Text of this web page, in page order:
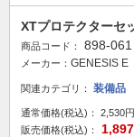
XTプロテクターセ
商品コード： 898-
メーカー： GENESIS E
関連カテゴリ： 装備品
通常価格(税込)：
2,530円
販売価格(税込)：